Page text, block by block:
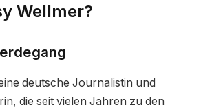
Wellmer?
deutsche Journalistin und
die seit vielen Jahren zu den